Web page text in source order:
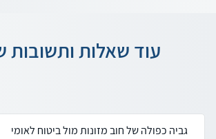
עוד שאלות ותשובות
גביה כפולה של חוב מזונות מול ביטוח לאומי